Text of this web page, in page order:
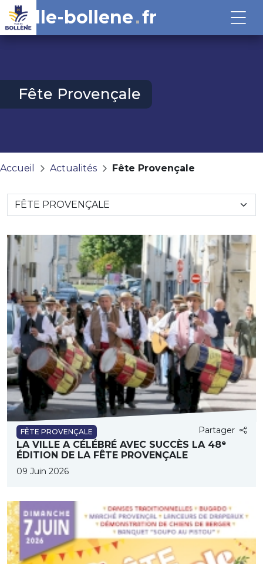
ville-bollene fr
Fête Provençale
Accueil Actualités Fête Provençale
FÊTE PROVENÇALE Partager
LA VILLE A CÉLÉBRÉ AVEC SUCCÈS LA 48ᵉ
ÉDITION DE LA FÊTE PROVENÇALE
09 Juin 2026